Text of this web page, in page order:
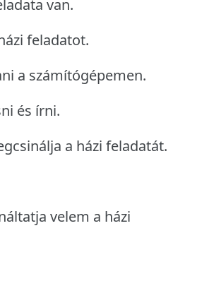
van.
feladatot.
a számítógépemen.
és írni.
a házi feladatát.
velem a házi